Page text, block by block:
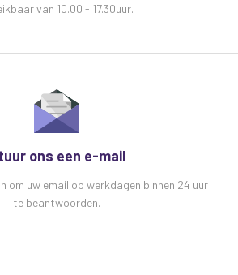
van 10.00 - 17.30uur.
ons een e-mail
om uw email op werkdagen binnen 24 uur
te beantwoorden.